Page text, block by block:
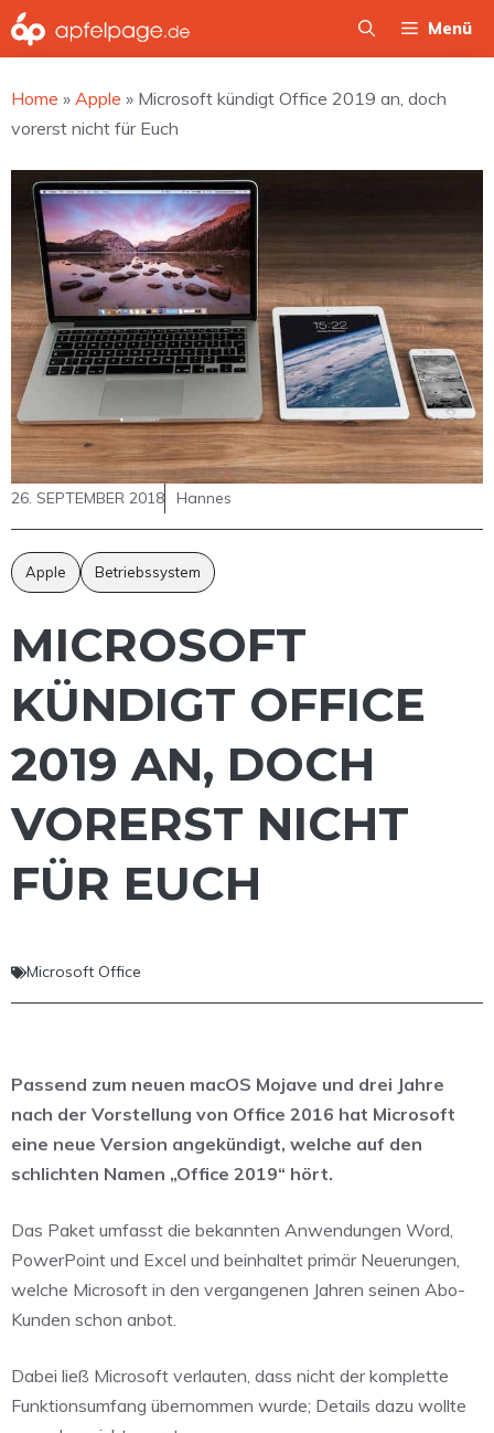
Zum
Inhalt
Menü
Home » Apple » Microsoft kündigt Office 2019 an, doch
vorerst nicht für Euch
26. SEPTEMBER 2018 Hannes
Apple Betriebssystem
MICROSOFT
KÜNDIGT OFFICE
2019 AN, DOCH
VORERST NICHT
FÜR EUCH
Microsoft Office
Passend zum neuen macOS Mojave und drei Jahre
nach der Vorstellung von Office 2016 hat Microsoft
eine neue Version angekündigt, welche auf den
schlichten Namen „Office 2019“ hört.
Das Paket umfasst die bekannten Anwendungen Word,
PowerPoint und Excel und beinhaltet primär Neuerungen,
welche Microsoft in den vergangenen Jahren seinen Abo-
Kunden schon anbot.
Dabei ließ Microsoft verlauten, dass nicht der komplette
Funktionsumfang übernommen wurde; Details dazu wollte